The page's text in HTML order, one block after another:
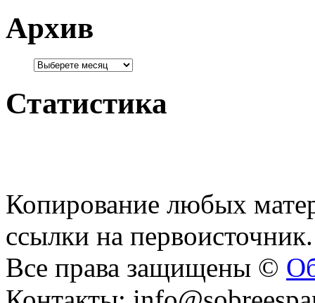
Архив
Статистика
Копирование любых
ссылки на первоисточник.
Все права защищены ©